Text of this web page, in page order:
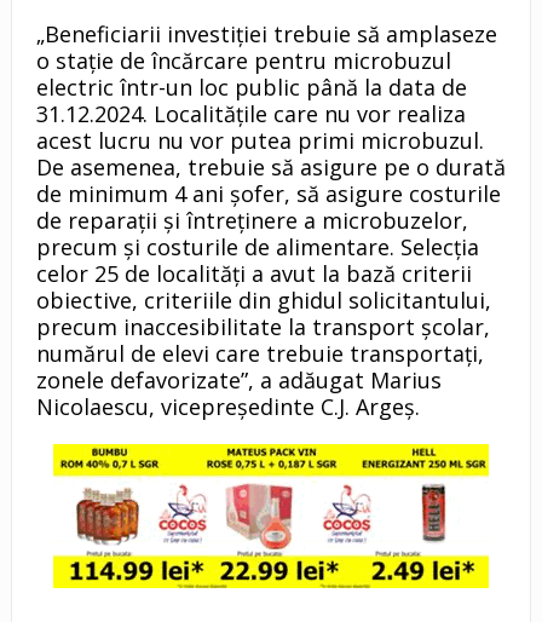
„Beneficiarii investiției trebuie să amplaseze
o stație de încărcare pentru microbuzul
electric într-un loc public până la data de
31.12.2024. Localitățile care nu vor realiza
acest lucru nu vor putea primi microbuzul.
De asemenea, trebuie să asigure pe o durată
de minimum 4 ani șofer, să asigure costurile
de reparații și întreținere a microbuzelor,
precum și costurile de alimentare. Selecția
celor 25 de localități a avut la bază criterii
obiective, criteriile din ghidul solicitantului,
precum inaccesibilitate la transport școlar,
numărul de elevi care trebuie transportați,
zonele defavorizate”, a adăugat Marius
Nicolaescu, vicepreședinte C.J. Argeș.